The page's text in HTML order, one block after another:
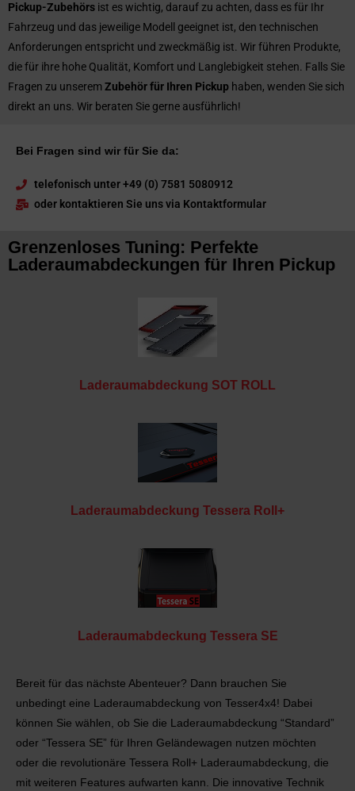
Pickup-Zubehörs ist es wichtig, darauf zu achten, dass es für Ihr
Fahrzeug und das jeweilige Modell geeignet ist, den technischen
Anforderungen entspricht und zweckmäßig ist. Wir führen Produkte,
die für ihre hohe Qualität, Komfort und Langlebigkeit stehen. Falls Sie
Fragen zu unserem Zubehör für Ihren Pickup haben, wenden Sie sich
direkt an uns. Wir beraten Sie gerne ausführlich!
Bei Fragen sind wir für Sie da:
telefonisch unter +49 (0) 7581 5080912
oder kontaktieren Sie uns via Kontaktformular
Grenzenloses Tuning: Perfekte
Laderaumabdeckungen für Ihren Pickup
Laderaumabdeckung SOT ROLL
Laderaumabdeckung Tessera Roll+
Laderaumabdeckung Tessera SE
Bereit für das nächste Abenteuer? Dann brauchen Sie
unbedingt eine Laderaumabdeckung von Tesser4x4! Dabei
können Sie wählen, ob Sie die Laderaumabdeckung “Standard”
oder “Tessera SE” für Ihren Geländewagen nutzen möchten
oder die revolutionäre Tessera Roll+ Laderaumabdeckung, die
mit weiteren Features aufwarten kann. Die innovative Technik